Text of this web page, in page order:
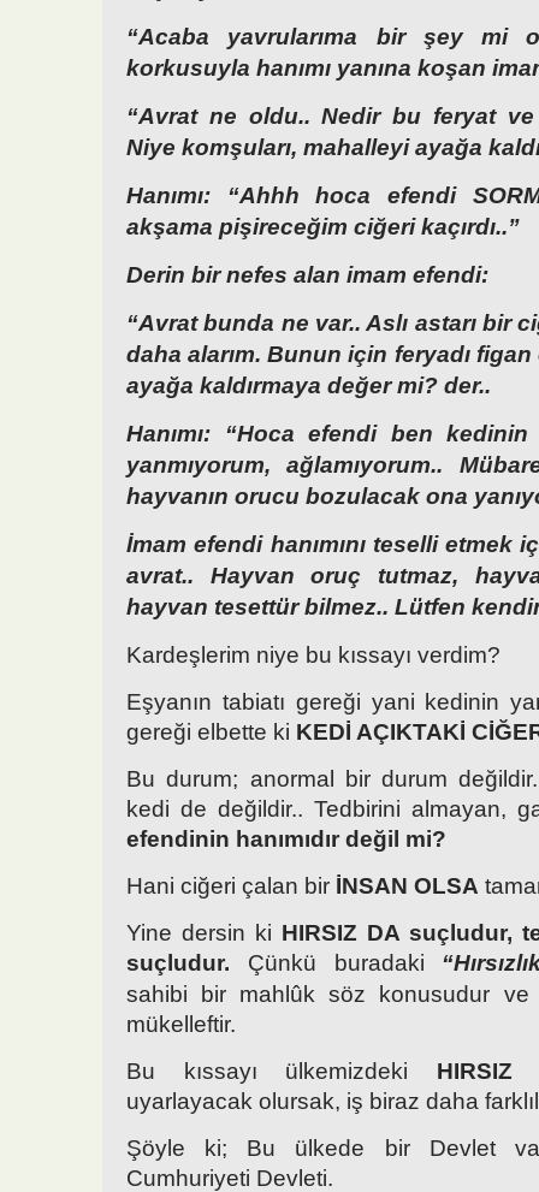
“Acaba yavrularıma bir şey mi
korkusuyla hanımı yanına koşan
“Avrat ne oldu.. Nedir bu feryat ve
Niye komşuları, mahalleyi ayağa
Hanımı: “Ahhh hoca efendi
akşama pişireceğim ciğeri kaçırdı..”
Derin bir nefes alan imam efendi:
“Avrat bunda ne var.. Aslı astarı bir
daha alarım. Bunun için feryadı
ayağa kaldırmaya değer mi? der..
Hanımı: “Hoca efendi ben kedinin
yanmıyorum, ağlamıyorum..
hayvanın orucu bozulacak ona
İmam efendi hanımını teselli etmek
avrat.. Hayvan oruç tutmaz,
hayvan tesettür bilmez.. Lütfen
Kardeşlerim niye bu kıssayı verdim?
Eşyanın tabiatı gereği yani kedinin
gereği elbette ki KEDİ AÇIKTAKİ
Bu durum; anormal bir durum
kedi de değildir.. Tedbirini almayan,
efendinin hanımıdır değil mi?
Hani ciğeri çalan bir İNSAN OLSA
Yine dersin ki HIRSIZ DA suçludur,
suçludur. Çünkü buradaki
sahibi bir mahlûk söz konusudur
mükelleftir.
Bu kıssayı ülkemizdeki HIRSIZ
uyarlayacak olursak, iş biraz daha
Şöyle ki; Bu ülkede bir Devlet
Cumhuriyeti Devleti.